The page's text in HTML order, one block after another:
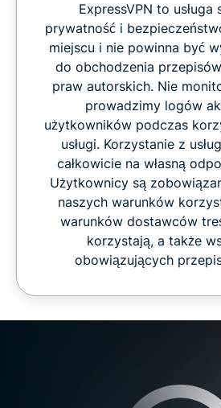
ExpressVPN to usługa
prywatność i
miejscu i nie powinna być
do obchodzenia
praw autorskich. Nie
prowadzimy logów
użytkowników podczas
usługi. Korzystanie z
całkowicie na własną
Użytkownicy są
naszych warunków
warunków dostawców
korzystają, a także
obowiązujących